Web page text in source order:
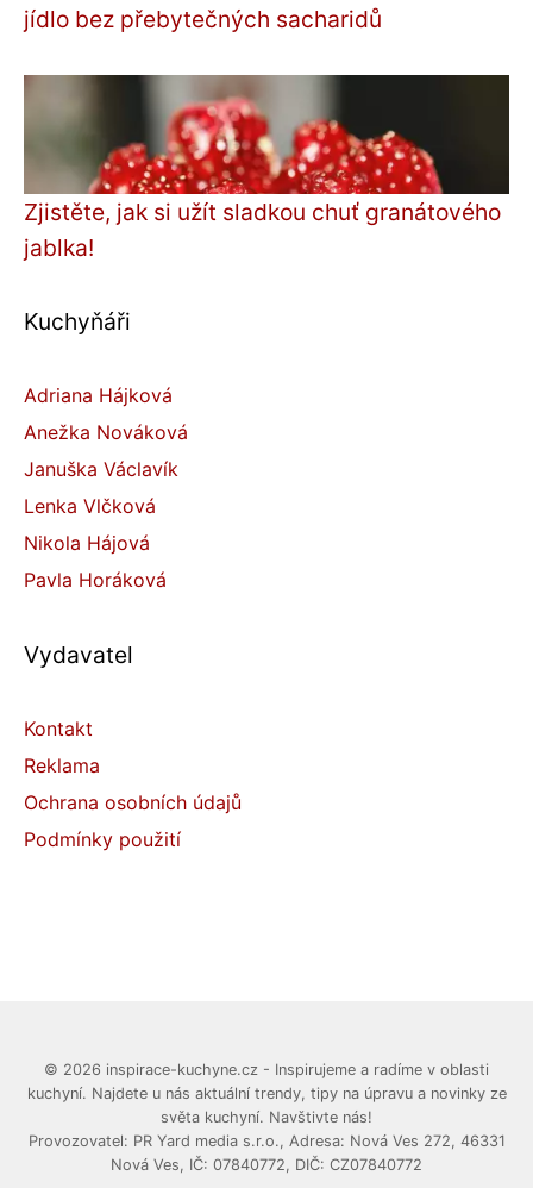
jídlo bez přebytečných sacharidů
Zjistěte, jak si užít sladkou chuť granátového
jablka!
Kuchyňáři
Adriana Hájková
Anežka Nováková
Januška Václavík
Lenka Vlčková
Nikola Hájová
Pavla Horáková
Vydavatel
Kontakt
Reklama
Ochrana osobních údajů
Podmínky použití
© 2026 inspirace-kuchyne.cz - Inspirujeme a radíme v oblasti
kuchyní. Najdete u nás aktuální trendy, tipy na úpravu a novinky ze
světa kuchyní. Navštivte nás!
Provozovatel: PR Yard media s.r.o., Adresa: Nová Ves 272, 46331
Nová Ves, IČ: 07840772, DIČ: CZ07840772